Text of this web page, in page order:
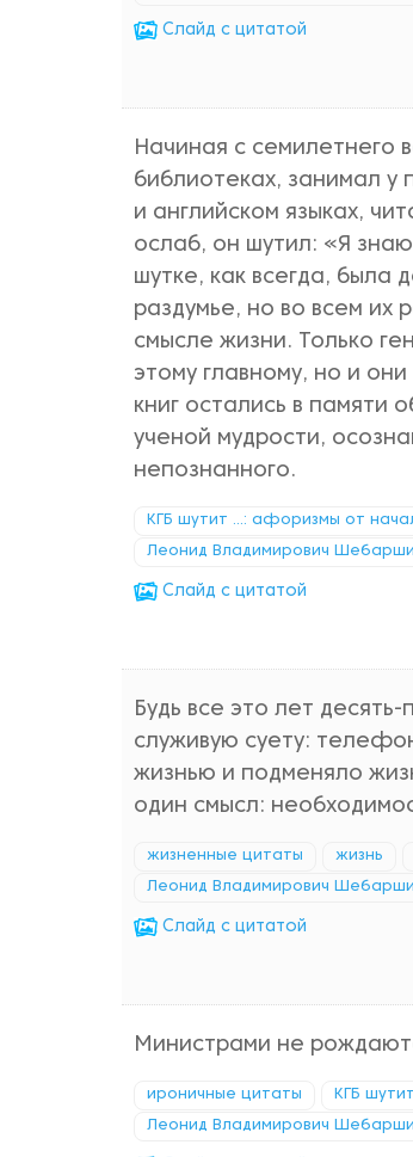
Cлайд с цитатой
Начиная с семилетнего
библиотеках, занимал у
и английском языках,
ослаб, он шутил: «Я
шутке, как всегда, была
раздумье, но во всем их
смысле жизни. Только
этому главному, но и
книг остались в памяти
ученой мудрости,
непознанного.
КГБ шутит ...: афоризмы от
Леонид Владимирович
Cлайд с цитатой
Будь все это лет
служивую суету:
жизнью и подменяло
один смысл:
жизненные цитаты жизнь
Леонид Владимирович
Cлайд с цитатой
Министрами не
ироничные цитаты КГБ
Леонид Владимирович